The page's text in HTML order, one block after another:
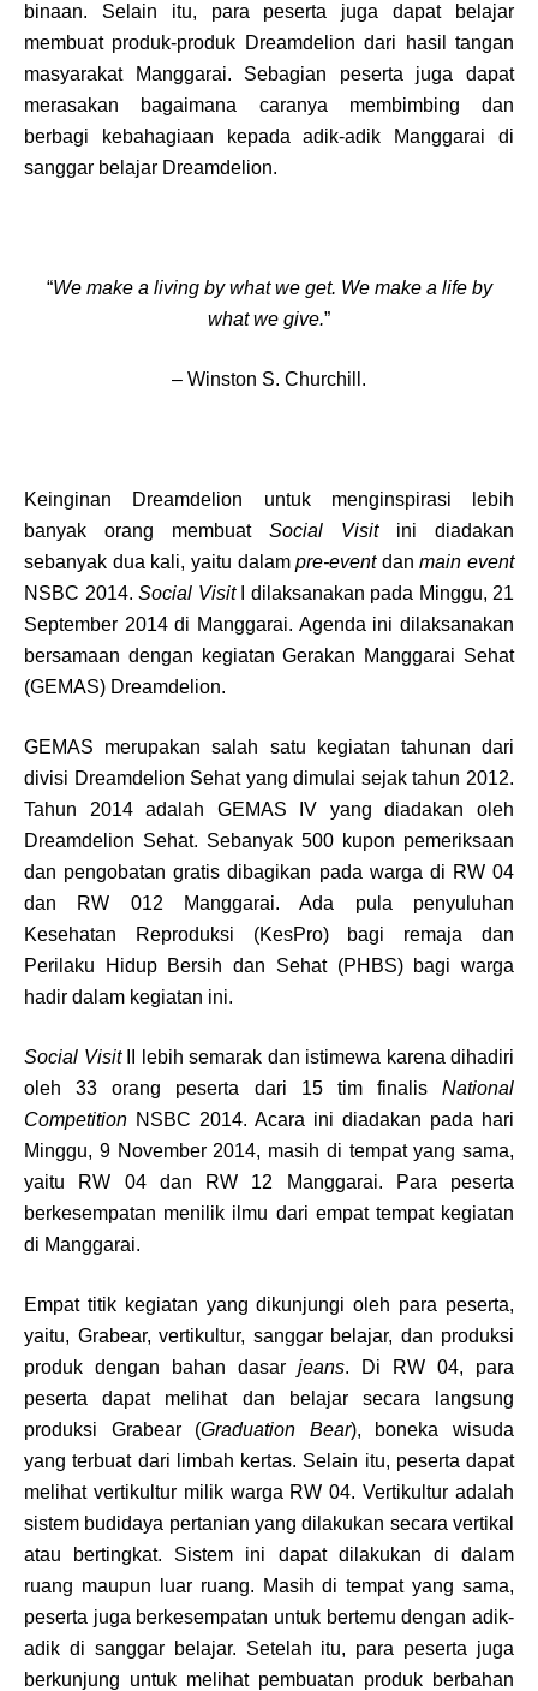
binaan. Selain itu, para peserta juga dapat belajar
membuat produk-produk Dreamdelion dari hasil tangan
masyarakat Manggarai. Sebagian peserta juga dapat
merasakan bagaimana caranya membimbing dan
berbagi kebahagiaan kepada adik-adik Manggarai di
sanggar belajar Dreamdelion.
“We make a living by what we get. We make a life by
what we give.”
– Winston S. Churchill.
Keinginan Dreamdelion untuk menginspirasi lebih
banyak orang membuat Social Visitini diadakan
sebanyak dua kali, yaitu dalampre-eventdanmain event
NSBC 2014. Social VisitI dilaksanakan pada Minggu, 21
September 2014 di Manggarai. Agenda ini dilaksanakan
bersamaan dengan kegiatan Gerakan Manggarai Sehat
(GEMAS) Dreamdelion.
GEMAS merupakan salah satu kegiatan tahunan dari
divisi Dreamdelion Sehat yang dimulai sejak tahun 2012.
Tahun 2014 adalah GEMAS IV yang diadakan oleh
Dreamdelion Sehat. Sebanyak 500 kupon pemeriksaan
dan pengobatan gratis dibagikan pada warga di RW 04
dan RW 012 Manggarai. Ada pula penyuluhan
Kesehatan Reproduksi (KesPro) bagi remaja dan
Perilaku Hidup Bersih dan Sehat (PHBS) bagi warga
hadir dalam kegiatan ini.
Social VisitII lebih semarak dan istimewa karena dihadiri
oleh 33 orang peserta dari 15 tim finalis National
Competition NSBC 2014. Acara ini diadakan pada hari
Minggu, 9 November 2014, masih di tempat yang sama,
yaitu RW 04 dan RW 12 Manggarai. Para peserta
berkesempatan menilik ilmu dari empat tempat kegiatan
di Manggarai.
Empat titik kegiatan yang dikunjungi oleh para peserta,
yaitu, Grabear, vertikultur, sanggar belajar, dan produksi
produk dengan bahan dasar jeans. Di RW 04, para
peserta dapat melihat dan belajar secara langsung
produksi Grabear (Graduation Bear), boneka wisuda
yang terbuat dari limbah kertas. Selain itu, peserta dapat
melihat vertikultur milik warga RW 04. Vertikultur adalah
sistem budidaya pertanian yang dilakukan secara vertikal
atau bertingkat. Sistem ini dapat dilakukan di dalam
ruang maupun luar ruang. Masih di tempat yang sama,
peserta juga berkesempatan untuk bertemu dengan adik-
adik di sanggar belajar. Setelah itu, para peserta juga
berkunjung untuk melihat pembuatan produk berbahan